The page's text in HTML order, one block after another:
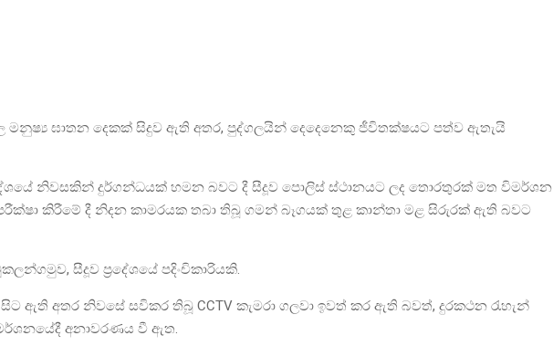
මනුෂ්‍ය ඝාතන දෙකක් සිදුව ඇති අතර, පුද්ගලයින් දෙදෙනෙකු ජීවිතක්ෂයට පත්ව ඇතැයි
නිවසකින් දුර්ගන්ධයක් හමන බවට දී සීදූව පොලිස් ස්ථානයට ලද තොරතුරක් මත විමර්ශන
කිරීමේ දී නිදන කාමරයක තබා තිබූ ගමන් බෑගයක් තුළ කාන්තා මළ සිරුරක් ඇති බවට
සීදූව ප්‍රදේශයේ පදිංචිකාරියකි.
ඇති අතර නිවසේ සවිකර තිබූ CCTV කැමරා ගලවා ඉවත් කර ඇති බවත්, දුරකථන රැහැන්
අනාවරණය වී ඇත.